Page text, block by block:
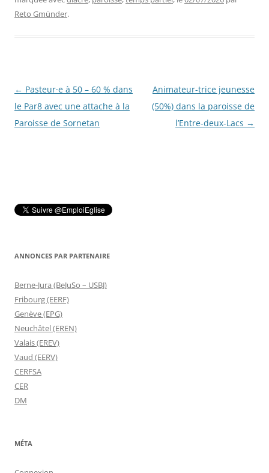
Reto Gmünder.
Navigation
des
articles
← Pasteur·e à 50 – 60 % dans
le Par8 avec une attache à la
Paroisse de Sornetan
Animateur-trice jeunesse
(50%) dans la paroisse de
l’Entre-deux-Lacs →
ANNONCES PAR PARTENAIRE
Berne-Jura (BeJuSo – USBJ)
Fribourg (EERF)
Genève (EPG)
Neuchâtel (EREN)
Valais (EREV)
Vaud (EERV)
CERFSA
CER
DM
MÉTA